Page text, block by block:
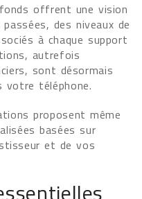
offrent une vision
des niveaux de
à chaque support
autrefois
sont désormais
votre téléphone.
proposent même
basées sur
et de vos